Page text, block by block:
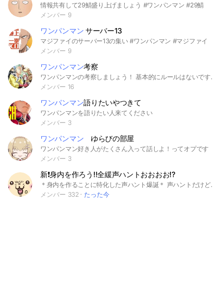
情報共有して29鯖盛り上げましょう #ワンパンマン #29鯖
メンバー 9
ワンパンマン サーバー13
マジファイのサーバー13の集い #ワンパンマン #マジファイ
メンバー 9
ワンパンマン考察
ワンパンマンの考察しましょう！ 基本的にルールはないです みんなでワンパンマンについて 語り合いましょう！ 誰でも歓迎です！
メンバー 16
ワンパンマン語りたいやつきて
ワンパンマンを語りたい人来てください
メンバー 3
ワンパンマン ゆらびの部屋
ワンパンマン好き人がたくさん入って話しよ！ってオプです
メンバー 3
新❗️身内を作ろう‼️全緩声ハントおおおお⁉️
＊身内を作ることに特化した声ハント爆誕＊ 声ハントだけど、文面ハントもあり！！ノートハントもアリ！ ハントの種類が豊富‼️‼️ 全夢じゃないからねー折禁止 入って来たら即管理人の身内‼️ 会話は全力で拾ってやるよ👊🏿👊🏿👊🏿 安心してコメントしてけ！ ナニナニ❓ライトで話しづらいだって？？話題振ってやるから上がってこいよ！！！来ない？拗ねるぞ！！！！ 新規も古参も関係ない！！！！ みんなで仲良くしよーーーーーぜ😡 聞き専も見学も大歓迎！！！！！！！ 同伴も大歓迎！！！🥳🥳 はよ入ってやーーー‼️ 【必須】 ＊未定のアイコンで入ってください！！！ #東リべ#東京リベンジャーズ#ブルロ#ブルーロック#NARUTO#進撃の巨人#リゼロ#はたらく細胞#混血のカレコレ#ツイステ#にじさんじ#2434#ハイキュー#ヒプマイ#歌い手#鬼滅#プロセカ#にげわか#逃げ上手の若君#ウマ娘#ホロライブ#Dグレ#ワンピース#ドラゴンボール#ルパン#コナン#五等分の花嫁#ヒロアカ#実況者#個人V#パラレル#ワートリ#呪術廻戦#転スラ#第五人格#FGO#SAO#妖怪学校の先生はじめました！！#ようはじ#ゲ謎#殺戮の天使 #暗殺教室#あんスタ#アイナナ#アイドリッシュセブン#すとぷり#いれいす#ブルアカ#ちょこらび#女研#スタレ#原神#アンパンマン#ウィンブレ#推しの子#プリキュア#戦隊ヒーロー#セーラームーン#仮面ライダー#アイマス#ドクターストーン#Dr.STONE#見える子ちゃん#このすば#オバロ#オーバーロード#ジョジョ#JOJO#サンリオ#ディズニー#ピクサー#ジブリ#刀剣乱舞#影実#陰の実力者になりたくて#ちびまる子ちゃん#サザエさん#クレヨンしんちゃん#クレしん#ドラえもん#魔入りました！入間くん#幼女戦記#ゾンビランドサガ#弱虫ペダル#ダイヤのA#キャプテン翼#アオハコ#るろうに剣心#銀魂#らんま1/2#犬夜叉#カードキャプターさくら#ぼっちザ・ロック#七つの大罪#BLEACH#魔法少女サイト#ハンターハンター#H×H#文スト#斉木楠雄のψ難#まどマギ#まどかマギカ#盾勇#盾の勇者の成り上がり#宝石の国#ノゲノラ#ノーゲーム・ノーライフ#マーブルチョ#なりきり#全緩#ハント 作成日 2025年10月24日 承認日 2026年7月18日
メンバー 332
たった今